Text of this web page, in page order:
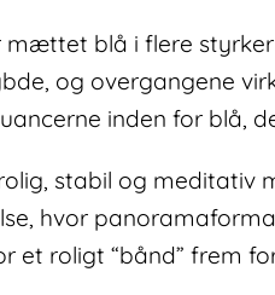
mættet blå i flere
og overgangene
inden for blå,
stabil og meditativ
hvor
et roligt “bånd” frem